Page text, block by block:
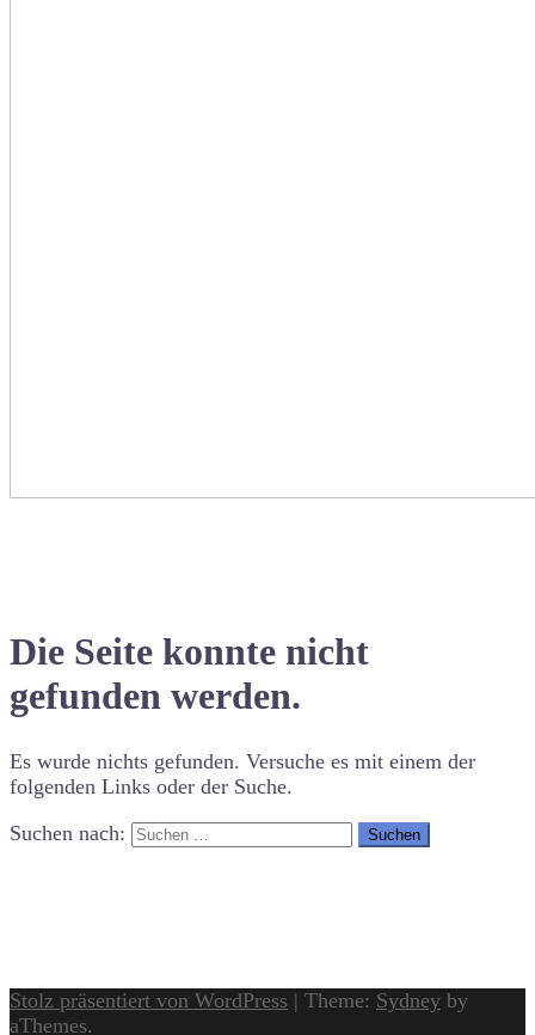
Die Seite konnte nicht
gefunden werden.
Es wurde nichts gefunden. Versuche es mit einem der
folgenden Links oder der Suche.
Suchen nach:
Stolz präsentiert von WordPress | Theme: Sydney by
aThemes.